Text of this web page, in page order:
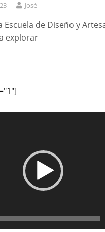
José
Escuela de Diseño y
explorar